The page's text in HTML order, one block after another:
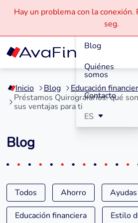
Saltar
contenido
Hay un problema con la conexión.
seg.
Cómo
Funciona
Blog
Quiénes
somos
Contacto
ES
Inicio Blog
Educación
Préstamos Quirografarios: qué
sus ventajas para ti
Blog
Todos Ahorro Ayudas
Educación financiera Estilo